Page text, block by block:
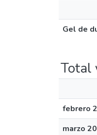
Gel de
Total
febrero
marzo